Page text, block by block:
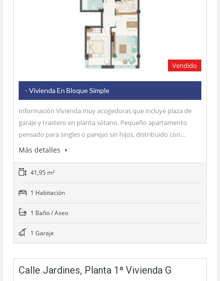
Vendido
- Vivienda En Bloque Simple
Información Vivienda muy acogedoras que incluye plaza de
garaje y trastero en planta sótano. Pequeño apartamento
pensado para singles o parejas sin hijos, distribuido con…
Más detalles
41,95 m²
1 Habitación
1 Baño / Aseo
1 Garaje
Calle Jardines, Planta 1ª Vivienda G